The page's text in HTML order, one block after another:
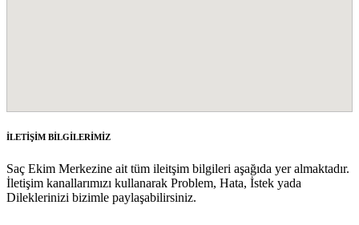
İLETİŞİM BİLGİLERİMİZ
Saç Ekim Merkezine ait tüm ileitşim bilgileri aşağıda yer almaktadır.
İletişim kanallarımızı kullanarak Problem, Hata, İstek yada
Dileklerinizi bizimle paylaşabilirsiniz.